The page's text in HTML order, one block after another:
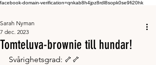
facebook-domain-verification=qnkab8h4jpz8rdl8sopk0se9fi20hk
Tomteluva-brownie till hundar!
Sarah Nyman
7 dec. 2023
Svårighetsgrad: 🦴🦴